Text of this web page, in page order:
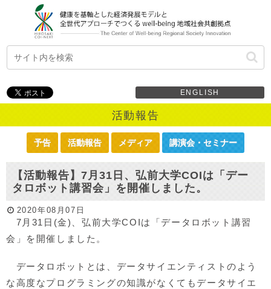
ENGLISH
活動報告
予告 活動報告 メディア 講演会・セミナー
【活動報告】7月31日、弘前大学COIは「デー
タロボット講習会」を開催しました。
2020年08月07日
7月31日(金)、弘前大学COIは「データロボット講習
会」を開催しました。
データロボットとは、データサイエンティストのよう
な高度なプログラミングの知識がなくてもデータサイエ